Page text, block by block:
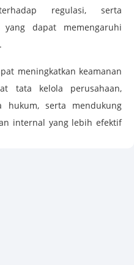
regulasi, serta
dapat memengaruhi
meningkatkan keamanan
tata kelola perusahaan,
hukum, serta mendukung
internal yang lebih efektif